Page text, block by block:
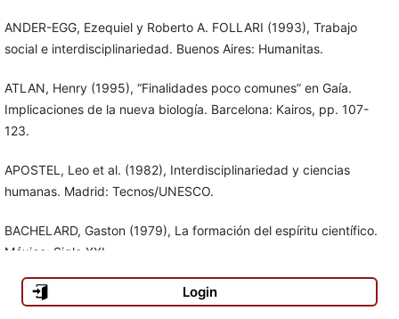
ANDER-EGG, Ezequiel y Roberto A. FOLLARI (1993), Trabajo
social e interdisciplinariedad. Buenos Aires: Humanitas.
ATLAN, Henry (1995), “Finalidades poco comunes” en Gaía.
Implicaciones de la nueva biología. Barcelona: Kairos, pp. 107-
123.
APOSTEL, Leo et al. (1982), Interdisciplinariedad y ciencias
humanas. Madrid: Tecnos/UNESCO.
BACHELARD, Gaston (1979), La formación del espíritu científico.
México: Siglo XXI.
BATESON, G. et al. (1995), Gaia. Implicaciones de la nueva
Login